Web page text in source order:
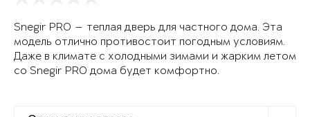
Snegir PRO — теплая дверь для частного дома. Эта
модель отлично противостоит погодным условиям.
Даже в климате с холодными зимами и жарким летом
со Snegir PRO дома будет комфортно.